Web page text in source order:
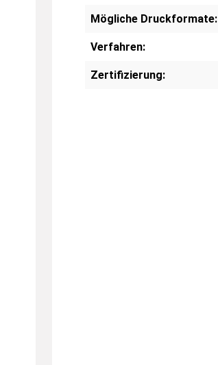
Mögliche Druckformate:
Verfahren:
Zertifizierung: